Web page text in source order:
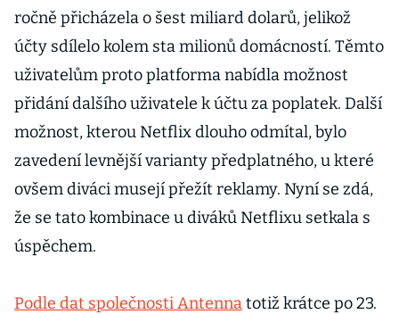
ročně přicházela o šest miliard dolarů, jelikož
účty sdílelo kolem sta milionů domácností. Těmto
uživatelům proto platforma nabídla možnost
přidání dalšího uživatele k účtu za poplatek. Další
možnost, kterou Netflix dlouho odmítal, bylo
zavedení levnější varianty předplatného, u které
ovšem diváci musejí přežít reklamy. Nyní se zdá,
že se tato kombinace u diváků Netflixu setkala s
úspěchem.
Podle dat společnosti Antennatotiž krátce po 23.